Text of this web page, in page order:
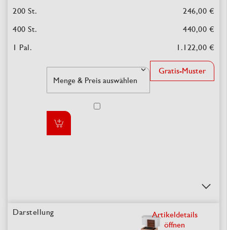
246,00 €
440,00 €
1.122,00 €
Gratis-Muster
Artikeldetails
öffnen